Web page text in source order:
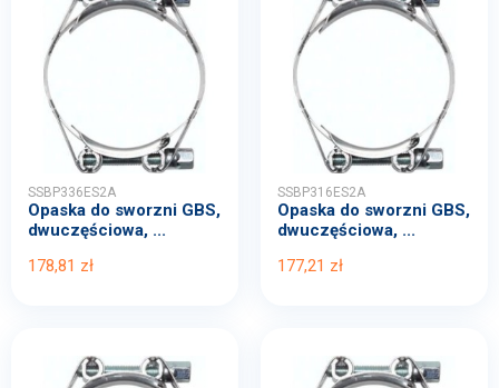
SSBP336ES2A
Opaska do sworzni GBS,
dwuczęściowa, ...
178,81 zł
SSBP316ES2A
Opaska do sworzni GBS,
dwuczęściowa, ...
177,21 zł